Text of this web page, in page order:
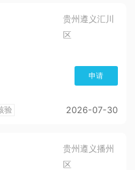
贵州遵义汇川
区
申请
验 2026-07-30
贵州遵义播州
区